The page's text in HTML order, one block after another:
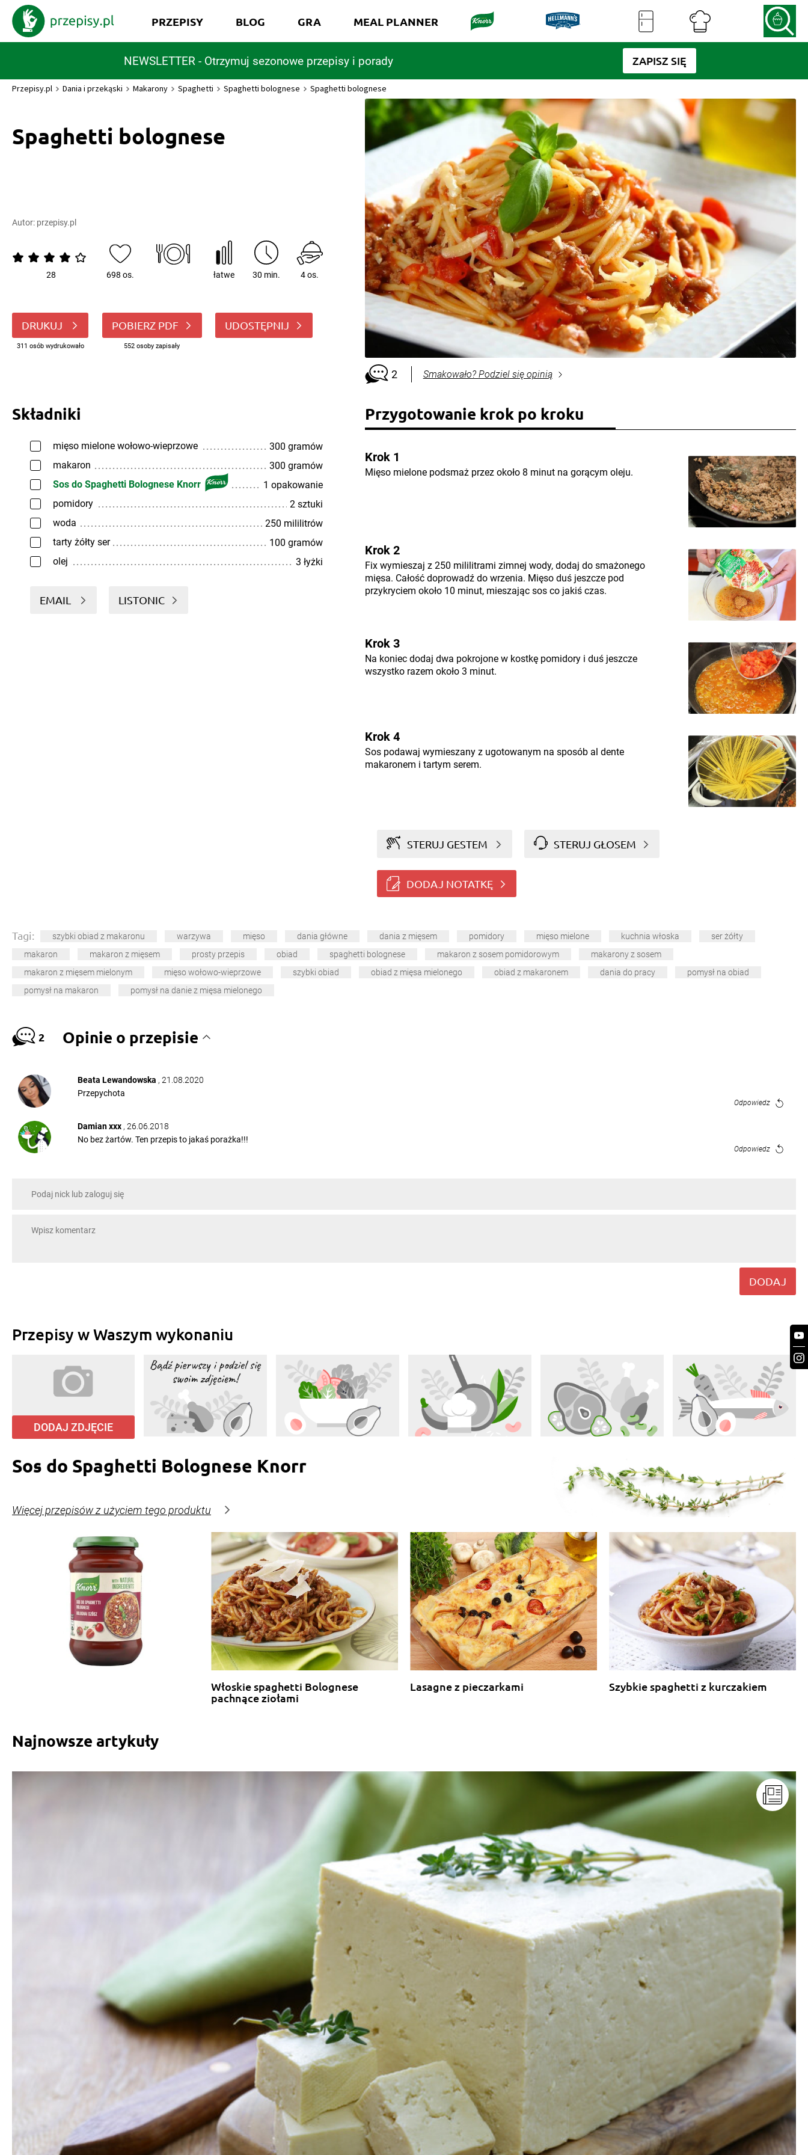
NEWSLETTER - Otrzymuj sezonowe przepisy i porady ZAPISZ SIĘ
PRZEPISY BLOG GRA MEAL PLANNER
Przepisy.pl Dania i przekąski Makarony Spaghetti Spaghetti bolognese Spaghetti bolognese
Spaghetti bolognese
Autor: przepisy.pl
28 698 os. łatwe 30 min. 4 os.
DRUKUJ
311 osób wydrukowało
POBIERZ PDF
552 osoby zapisały
UDOSTĘPNIJ
2 Smakowało? Podziel się opinią
Składniki
mięso mielone wołowo-wieprzowe
300 gramów
makaron
300 gramów
Sos do Spaghetti Bolognese Knorr
1 opakowanie
pomidory
2 sztuki
woda
250 mililitrów
tarty żółty ser
100 gramów
olej
3 łyżki
EMAIL LISTONIC
Przygotowanie krok po kroku
Krok 1
Mięso mielone podsmaż przez około 8 minut na gorącym oleju.
Krok 2
Fix wymieszaj z 250 mililitrami zimnej wody, dodaj do smażonego
mięsa. Całość doprowadź do wrzenia. Mięso duś jeszcze pod
przykryciem około 10 minut, mieszając sos co jakiś czas.
Krok 3
Na koniec dodaj dwa pokrojone w kostkę pomidory i duś jeszcze
wszystko razem około 3 minut.
Krok 4
Sos podawaj wymieszany z ugotowanym na sposób al dente
makaronem i tartym serem.
STERUJ GESTEM STERUJ GŁOSEM
DODAJ NOTATKĘ
Tagi: szybki obiad z makaronu warzywa mięso dania główne dania z mięsem pomidory mięso mielone kuchnia włoska
ser żółty
makaron
makaron z mięsem prosty przepis obiad spaghetti bolognese makaron z sosem pomidorowym
makarony z sosem
makaron z mięsem mielonym
mięso wołowo-wieprzowe szybki obiad obiad z mięsa mielonego obiad z makaronem dania do pracy
pomysł na obiad
pomysł na makaron
pomysł na danie z mięsa mielonego
2 Opinie o przepisie
Beata Lewandowska , 21.08.2020
Przepychota
Odpowiedz
Damian xxx , 26.06.2018
No bez żartów. Ten przepis to jakaś porażka!!!
Odpowiedz
DODAJ
Przepisy w Waszym wykonaniu
DODAJ ZDJĘCIE
Sos do Spaghetti Bolognese Knorr
Więcej przepisów z użyciem tego produktu
Włoskie spaghetti Bolognese
pachnące ziołami
Lasagne z pieczarkami Szybkie spaghetti z kurczakiem
Najnowsze artykuły